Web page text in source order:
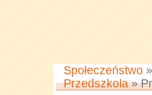
Społeczeństwo »
Przedszkola»